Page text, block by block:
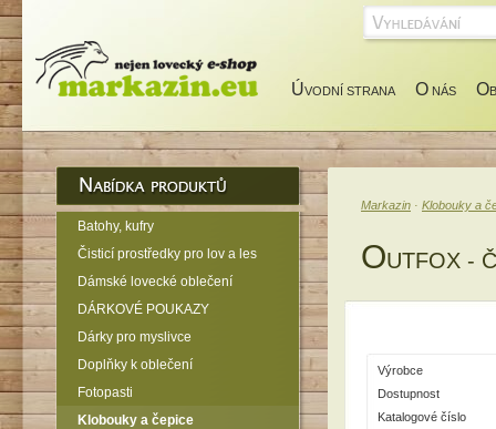
O
O NÁS
ÚVODNÍ STRANA
Markazin · Klobouky a
OUTFOX -
Výrobce
Dostupnost
Katalogové číslo
Batohy, kufry
Čisticí prostředky pro lov a les
Dámské lovecké oblečení
DÁRKOVÉ POUKAZY
Dárky pro myslivce
Doplňky k oblečení
Fotopasti
Klobouky a čepice